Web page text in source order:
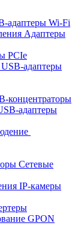
адаптеры Wi-Fi
Адаптеры
PCIe
USB-адаптеры
концентраторы
адаптеры
Сетевые
IP-камеры
GPON